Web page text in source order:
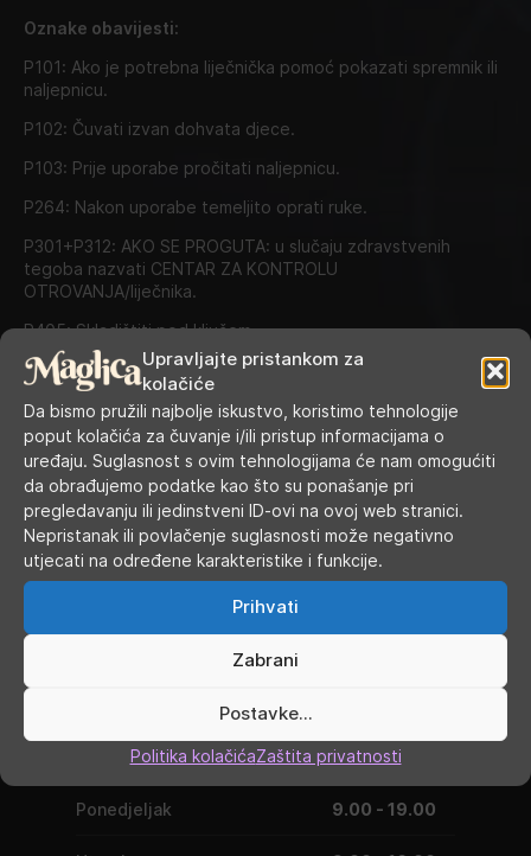
Upravljajte pristankom za
kolačiće
Da bismo pružili najbolje iskustvo, koristimo tehnologije
poput kolačića za čuvanje i/ili pristup informacijama o
uređaju. Suglasnost s ovim tehnologijama će nam omogućiti
da obrađujemo podatke kao što su ponašanje pri
pregledavanju ili jedinstveni ID-ovi na ovoj web stranici.
Nepristanak ili povlačenje suglasnosti može negativno
utjecati na određene karakteristike i funkcije.
Prihvati
Zabrani
Postavke...
Politika kolačićaZaštita privatnosti
Oznake obavijesti:
P101: Ako je potrebna liječnička pomoć pokazati spremnik ili
naljepnicu.
P102: Čuvati izvan dohvata djece.
P103: Prije uporabe pročitati naljepnicu.
P264: Nakon uporabe temeljito oprati ruke.
P301+P312: AKO SE PROGUTA: u slučaju zdravstvenih
tegoba nazvati CENTAR ZA KONTROLU
OTROVANJA/liječnika.
P405: Skladištiti pod ključem.
P501: Odložiti sadržaj/spremnik pakovanje selektivnim
sustavom prikupljanja koji je omogućen u vašoj općini.
Kategorije:10 ml e-tekućine ,E-tekućine
Oznaka: Pinky vape
RADNO VRIJEME
Ponedjeljak 9.00 - 19.00